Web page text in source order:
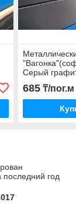
Серый
685₸/пог.м
последний год